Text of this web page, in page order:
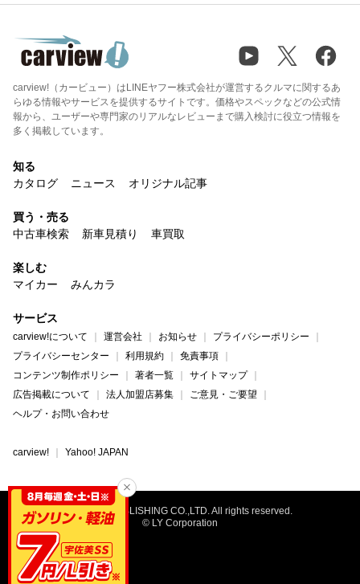
carview!（カービュー）はLINEヤフー株式会社が運営するクルマに関するあ
らゆる情報やサービスを提供するサイトです。価格やスペックなどの公式情
報から、ユーザーや専門家のリアルなレビューまで購入検討に役立つ情報を
多く掲載しています。
知る
カタログ
ニュース オリジナル記事
買う・売る
中古車検索
新車見積り 車買取
楽しむ
マイカー
みんカラ
サービス
carview!について 運営会社 お知らせ
プライバシーポリシー
プライバシーセンター
利用規約
免責事項
コンテンツ制作ポリシー
著者一覧
サイトマップ
広告掲載について
法人加盟店募集
ご意見・ご要望
ヘルプ・お問い合わせ
carview! Yahoo! JAPAN
©NAIGAI PUBLISHING CO.,LTD. All rights reserved.
© LY Corporation